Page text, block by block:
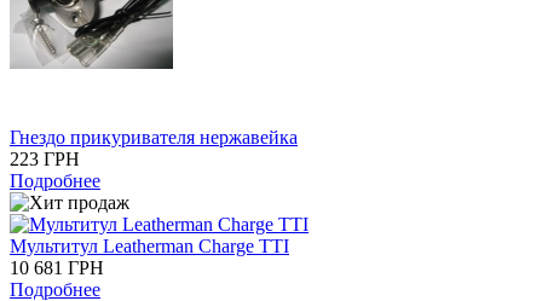
Гнездо прикуривателя нержавейка
223 ГРН
Подробнее
Мультитул Leatherman Charge TTI
10 681 ГРН
Подробнее